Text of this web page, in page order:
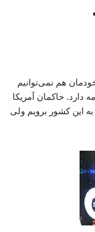
هم نمی‌توانیم
دارد. حاکمان آمریکا
این کشور برویم ولی